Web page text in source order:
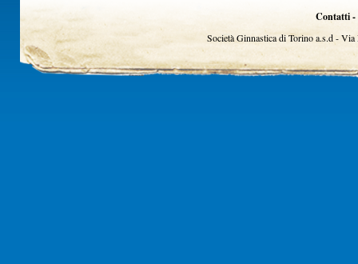
Contatti -
Società Ginnastica di Torino a.s.d -